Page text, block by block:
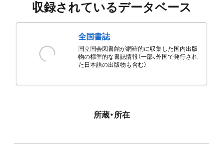
収録されているデータベース
全国書誌
国立国会図書館が網羅的に収集した国内出版
物の標準的な書誌情報（一部、外国で発行され
た日本語の出版物も含む）
所蔵・所在